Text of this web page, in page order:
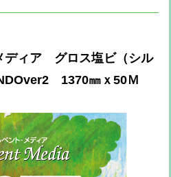
ディア グロス塩ビ（シル
1370㎜ｘ50Ｍ